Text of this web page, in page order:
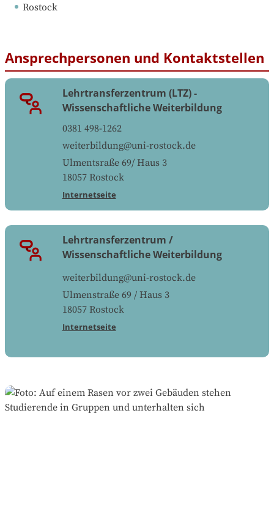
Rostock
Ansprechpersonen und Kontaktstellen
Lehrtransferzentrum (LTZ) -
Wissenschaftliche Weiterbildung
0381 498-1262
weiterbildung@uni-rostock.de
Ulmentsraße 69/ Haus 3
18057 Rostock
Internetseite
Lehrtransferzentrum /
Wissenschaftliche Weiterbildung
weiterbildung@uni-rostock.de
Ulmenstraße 69 / Haus 3
18057 Rostock
Internetseite